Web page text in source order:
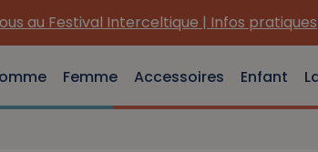
au Festival Interceltique | Infos pratiques
Femme Accessoires Enfant